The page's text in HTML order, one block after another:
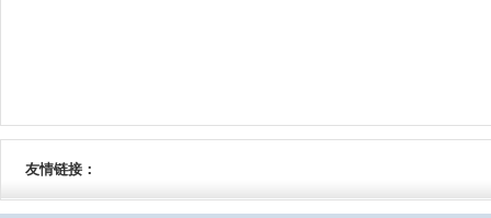
友情链接：